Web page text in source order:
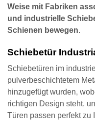
Weise mit Fabriken
und industrielle
Schienen bewegen.
Schiebetür
Schiebetüren im
pulverbeschichtetem
hinzugefügt wurden,
richtigen Design steht,
Türen passen perfekt zu